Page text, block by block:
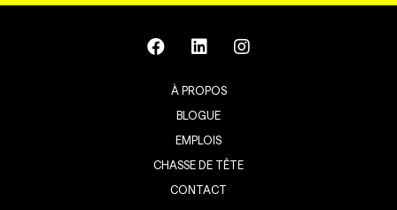
À PROPOS
BLOGUE
EMPLOIS
CHASSE DE TÊTE
CONTACT